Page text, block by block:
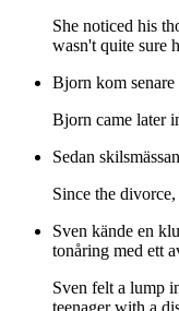
She noticed his
wasn't quite sure
Bjorn kom senare
Bjorn came later
Sedan
Since the
Sven kände en
tonåring med ett
Sven felt a lump